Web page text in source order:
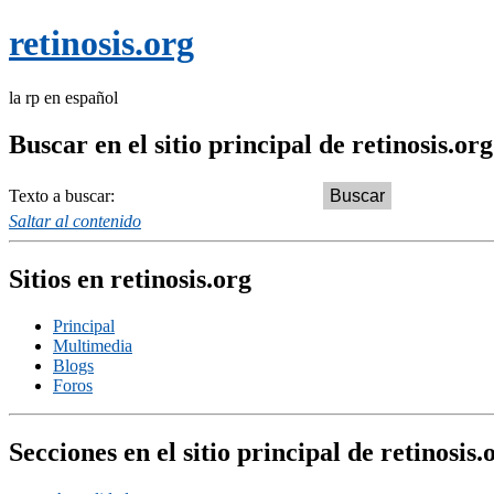
retinosis.org
la rp en español
Buscar en el sitio principal de retinosis.org
Texto a buscar:
Saltar al contenido
Sitios en retinosis.org
Principal
Multimedia
Blogs
Foros
Secciones en el sitio principal de